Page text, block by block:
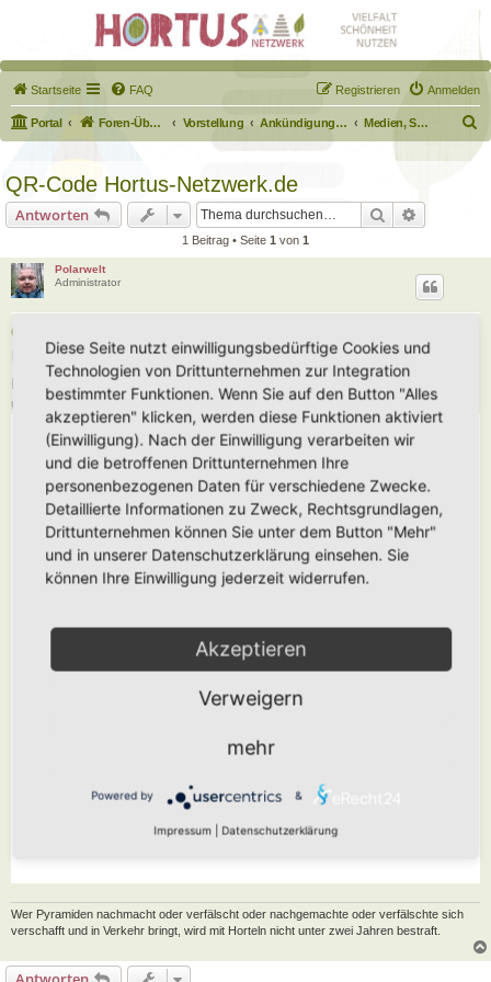
Startseite FAQ Anmelden
Registrieren
Portal Foren-Übersicht Vorstellung Ankündigungen & Fragen zum Forum Medien, Schilder, Downloads
u
QR-Code Hortus-Netzwerk.de
Antworten Suche
1 Beitrag • Seite 1 von 1
Polarwelt
Administrator
QR-Code Hortus-Netzwerk.de
Fr 16. Feb 2024, 10:45
Ein QR-Code der auf Hortus-Netzwerk.de verweist. Diesen könnt Ihr
überall positionieren.
Wer Pyramiden nachmacht oder verfälscht oder nachgemachte oder verfälschte sich
verschafft und in Verkehr bringt, wird mit Horteln nicht unter zwei Jahren bestraft.
Diese Seite nutzt einwilligungsbedürftige Cookies und
Technologien von Drittunternehmen zur Integration
bestimmter Funktionen. Wenn Sie auf den Button "Alles
akzeptieren" klicken, werden diese Funktionen aktiviert
(Einwilligung). Nach der Einwilligung verarbeiten wir
und die betroffenen Drittunternehmen Ihre
personenbezogenen Daten für verschiedene Zwecke.
Detaillierte Informationen zu Zweck, Rechtsgrundlagen,
Drittunternehmen können Sie unter dem Button "Mehr"
und in unserer Datenschutzerklärung einsehen. Sie
können Ihre Einwilligung jederzeit widerrufen.
Akzeptieren
Verweigern
mehr
Powered by &
Impressum Datenschutzerklärung